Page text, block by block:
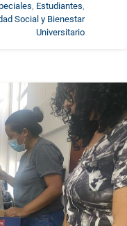
, Estudiantes,
Social y Bienestar
Universitario